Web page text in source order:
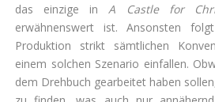
das einzige inA Castle for
erwähnenswert ist. Ansonsten
Produktion strikt sämtlichen
einem solchen Szenario einfallen.
dem Drehbuch gearbeitet haben